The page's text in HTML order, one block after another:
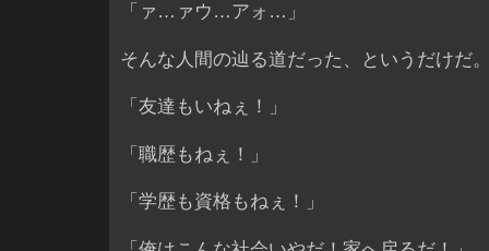
「ァ…ァウ…アォ…」
そんな人間の辿る道だった、というだけだ
「友達もいねぇ！」
「職歴もねぇ！」
「学歴も資格もねぇ！」